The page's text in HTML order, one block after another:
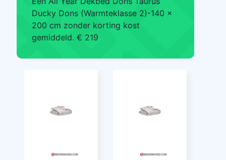
Ducky Dons (Warmteklasse 2)-140 x
200 cm zonder korting kost
gemiddeld. € 219